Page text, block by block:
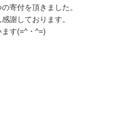
寄付を頂きました。
謝しております。
す(=^・^=)